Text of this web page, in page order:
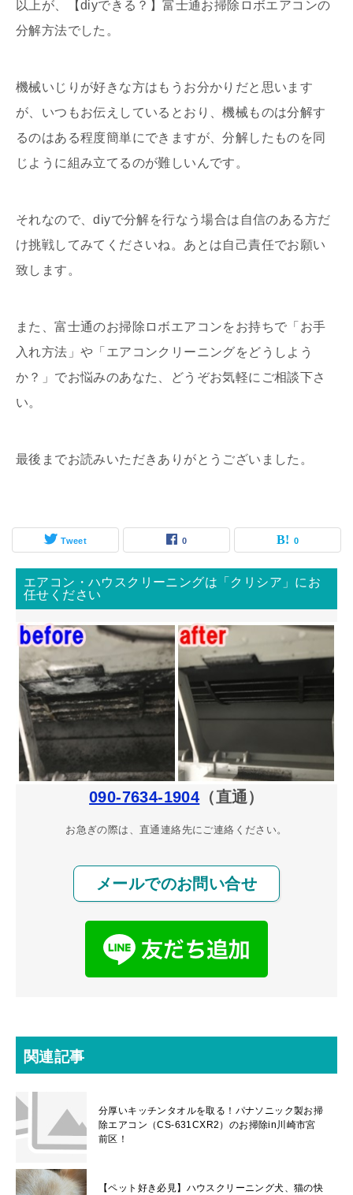
以上が、【diyできる？】富士通お掃除ロボエアコンの
分解方法でした。
機械いじりが好きな方はもうお分かりだと思います
が、いつもお伝えしているとおり、機械ものは分解す
るのはある程度簡単にできますが、分解したものを同
じように組み立てるのが難しいんです。
それなので、diyで分解を行なう場合は自信のある方だ
け挑戦してみてくださいね。あとは自己責任でお願い
致します。
また、富士通のお掃除ロボエアコンをお持ちで「お手
入れ方法」や「エアコンクリーニングをどうしよう
か？」でお悩みのあなた、どうぞお気軽にご相談下さ
い。
最後までお読みいただきありがとうございました。
Tweet 0 0
エアコン・ハウスクリーニングは「クリシア」にお
任せください
090-7634-1904 （直通）
お急ぎの際は、直通連絡先にご連絡ください。
メールでのお問い合せ
関連記事
分厚いキッチンタオルを取る！パナソニック製お掃
除エアコン（CS-631CXR2）のお掃除in川崎市宮
前区！
【ペット好き必見】ハウスクリーニング犬、猫の快